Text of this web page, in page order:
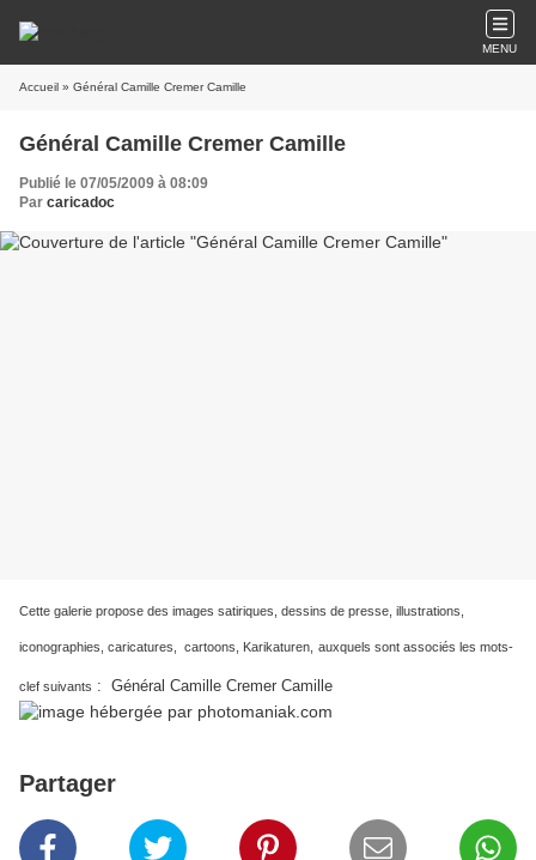
MENU
Accueil » Général Camille Cremer Camille
Général Camille Cremer Camille
Publié le 07/05/2009 à 08:09
Par caricadoc
Cette galerie propose des images satiriques, dessins de presse, illustrations,
iconographies, caricatures, cartoons, Karikaturen, auxquels sont associés les mots-
clef suivants : Général Camille Cremer Camille
Partager